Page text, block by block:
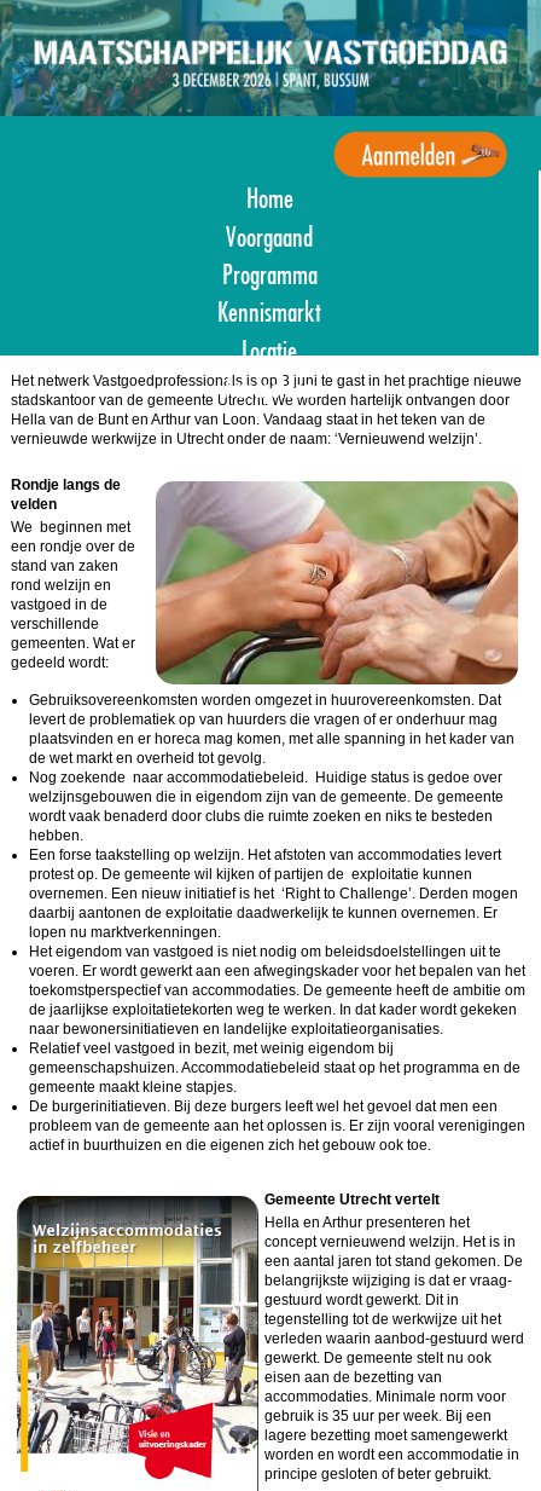
Overslaan
en
naar
de
inhoud
gaan
Home
Voorgaand
Programma
Kennismarkt
Locatie
Aanmelden
Het netwerk Vastgoedprofessionals is op 3 juni te gast in het prachtige nieuwe
stadskantoor van de gemeente Utrecht. We worden hartelijk ontvangen door
Hella van de Bunt en Arthur van Loon. Vandaag staat in het teken van de
vernieuwde werkwijze in Utrecht onder de naam: ‘Vernieuwend welzijn’.
Rondje langs de
velden
We beginnen met
een rondje over de
stand van zaken
rond welzijn en
vastgoed in de
verschillende
gemeenten. Wat er
gedeeld wordt:
Gebruiksovereenkomsten worden omgezet in huurovereenkomsten. Dat
levert de problematiek op van huurders die vragen of er onderhuur mag
plaatsvinden en er horeca mag komen, met alle spanning in het kader van
de wet markt en overheid tot gevolg.
Nog zoekende naar accommodatiebeleid. Huidige status is gedoe over
welzijnsgebouwen die in eigendom zijn van de gemeente. De gemeente
wordt vaak benaderd door clubs die ruimte zoeken en niks te besteden
hebben.
Een forse taakstelling op welzijn. Het afstoten van accommodaties levert
protest op. De gemeente wil kijken of partijen de exploitatie kunnen
overnemen. Een nieuw initiatief is het ‘Right to Challenge’. Derden mogen
daarbij aantonen de exploitatie daadwerkelijk te kunnen overnemen. Er
lopen nu marktverkenningen.
Het eigendom van vastgoed is niet nodig om beleidsdoelstellingen uit te
voeren. Er wordt gewerkt aan een afwegingskader voor het bepalen van het
toekomstperspectief van accommodaties. De gemeente heeft de ambitie om
de jaarlijkse exploitatietekorten weg te werken. In dat kader wordt gekeken
naar bewonersinitiatieven en landelijke exploitatieorganisaties.
Relatief veel vastgoed in bezit, met weinig eigendom bij
gemeenschapshuizen. Accommodatiebeleid staat op het programma en de
gemeente maakt kleine stapjes.
De burgerinitiatieven. Bij deze burgers leeft wel het gevoel dat men een
probleem van de gemeente aan het oplossen is. Er zijn vooral verenigingen
actief in buurthuizen en die eigenen zich het gebouw ook toe.
Gemeente Utrecht vertelt
Hella en Arthur presenteren het
concept vernieuwend welzijn. Het is in
een aantal jaren tot stand gekomen. De
belangrijkste wijziging is dat er vraag-
gestuurd wordt gewerkt. Dit in
tegenstelling tot de werkwijze uit het
verleden waarin aanbod-gestuurd werd
gewerkt. De gemeente stelt nu ook
eisen aan de bezetting van
accommodaties. Minimale norm voor
gebruik is 35 uur per week. Bij een
lagere bezetting moet samengewerkt
worden en wordt een accommodatie in
principe gesloten of beter gebruikt.